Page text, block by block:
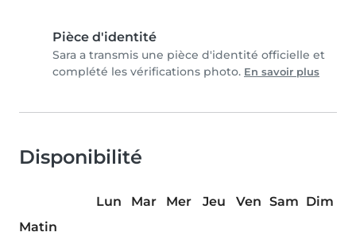
Pièce d'identité
Sara a transmis une pièce d'identité officielle et
complété les vérifications photo. En savoir plus
Disponibilité
Lun Mar Mer Jeu Ven Sam Dim
Matin